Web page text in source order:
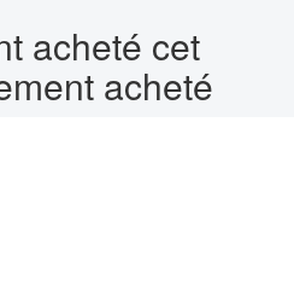
acheté cet
acheté